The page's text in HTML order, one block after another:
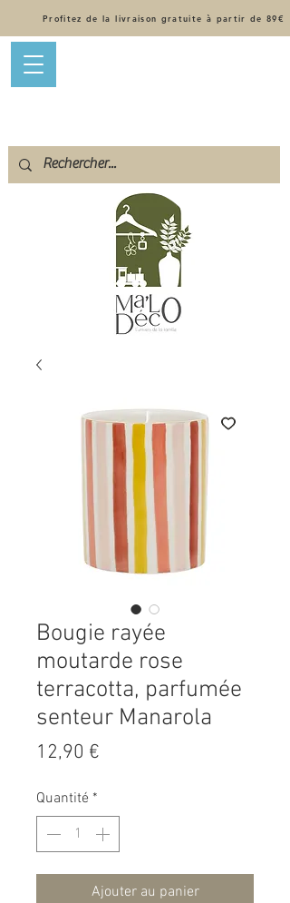
Profitez de la livraison gratuite à partir de 89€
Bougie rayée
moutarde rose
terracotta, parfumée
senteur Manarola
12,90 €
Quantité *
Ajouter au panier